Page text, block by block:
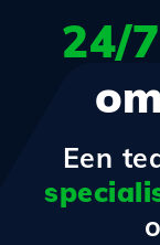
24/7
Een